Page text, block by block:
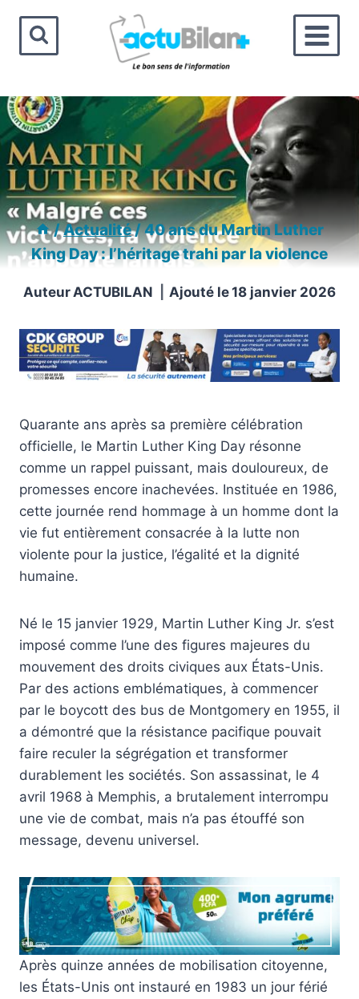
contenu
/Actualité/40 ans du Martin Luther
King Day : l’héritage trahi par la violence
Auteur ACTUBILAN Ajouté le18 janvier 2026
Quarante ans après sa première célébration
officielle, le Martin Luther King Day résonne
comme un rappel puissant, mais douloureux, de
promesses encore inachevées. Instituée en 1986,
cette journée rend hommage à un homme dont la
vie fut entièrement consacrée à la lutte non
violente pour la justice, l’égalité et la dignité
humaine.
Né le 15 janvier 1929, Martin Luther King Jr. s’est
imposé comme l’une des figures majeures du
mouvement des droits civiques aux États-Unis.
Par des actions emblématiques, à commencer
par le boycott des bus de Montgomery en 1955, il
a démontré que la résistance pacifique pouvait
faire reculer la ségrégation et transformer
durablement les sociétés. Son assassinat, le 4
avril 1968 à Memphis, a brutalement interrompu
une vie de combat, mais n’a pas étouffé son
message, devenu universel.
Après quinze années de mobilisation citoyenne,
les États-Unis ont instauré en 1983 un jour férié